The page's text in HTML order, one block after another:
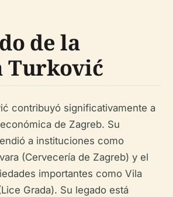
de la
Turković
contribuyó significativamente a
de Zagreb. Su
a instituciones como
(Cervecería de Zagreb) y el
importantes como Vila
Grada). Su legado está